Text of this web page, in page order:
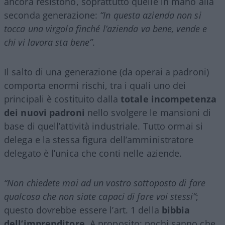
seconda generazione: “In questa azienda non si
tocca una virgola finché l’azienda va bene, vende e
chi vi lavora sta bene”.
Il salto di una generazione (da operai a padroni)
comporta enormi rischi, tra i quali uno dei
principali è costituito dallatotale incompetenza
dei nuovi padroni nello svolgere le mansioni di
base di quell’attività industriale. Tutto ormai si
delega e la stessa figura dell’amministratore
delegato è l’unica che conti nelle aziende.
“Non chiedete mai ad un vostro sottoposto di fare
qualcosa che non siate capaci di fare voi stessi”;
questo dovrebbe essere l’art. 1 della bibbia